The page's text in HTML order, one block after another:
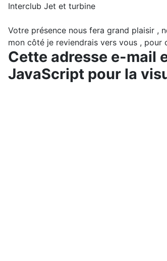
Interclub Jet et turbine
Votre présence nous fera grand plaisir ,
mon côté je reviendrais vers vous , pour
Cette adresse e-mail
JavaScript pour la